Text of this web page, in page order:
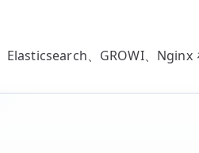
、GROWI、Nginx